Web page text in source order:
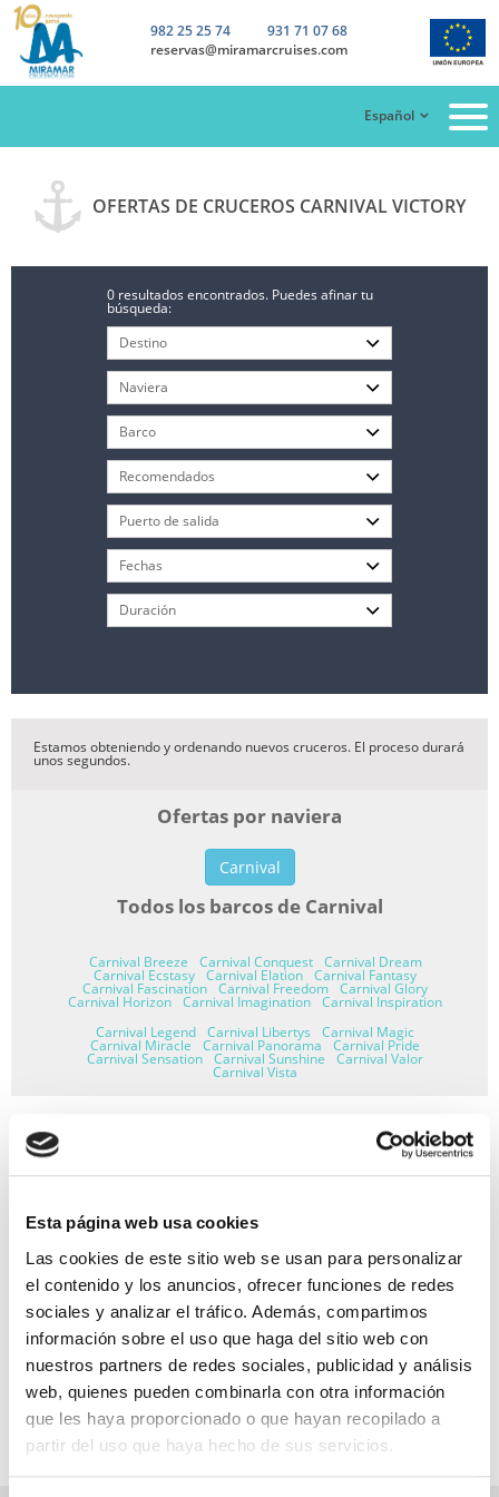
Esta página web usa cookies
Las cookies de este sitio web se usan para personalizar
el contenido y los anuncios, ofrecer funciones de redes
sociales y analizar el tráfico. Además, compartimos
información sobre el uso que haga del sitio web con
nuestros partners de redes sociales, publicidad y análisis
web, quienes pueden combinarla con otra información
que les haya proporcionado o que hayan recopilado a
partir del uso que haya hecho de sus servicios.
982 25 25 74
931 71 07 68
reservas@miramarcruises.com
Español
OFERTAS DE CRUCEROS CARNIVAL VICTORY
0 resultados encontrados. Puedes afinar tu
búsqueda:
Estamos obteniendo y ordenando nuevos cruceros. El proceso durará
unos segundos.
Ofertas por naviera
Carnival
Todos los barcos de Carnival
Carnival Breeze Carnival Conquest Carnival Dream
Carnival Ecstasy Carnival Elation Carnival Fantasy
Carnival Fascination Carnival Freedom Carnival Glory
Carnival Horizon Carnival Imagination Carnival Inspiration
Carnival Legend Carnival Libertys Carnival Magic
Carnival Miracle Carnival Panorama Carnival Pride
Carnival Sensation Carnival Sunshine Carnival Valor
Carnival Vista
SEGURO DE VIAJE
INFORMACIÓN ÚTIL